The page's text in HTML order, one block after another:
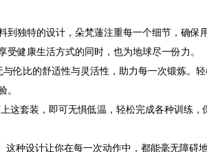
独特的设计，朵梵蓮注重每一个细节，确保
健康生活方式的同时，也为地球尽一份力。
伦比的舒适性与灵活性，助力每一次锻炼。
。
这套装，即可无惧低温，轻松完成各种训练，
种设计让你在每一次动作中，都能毫无障碍